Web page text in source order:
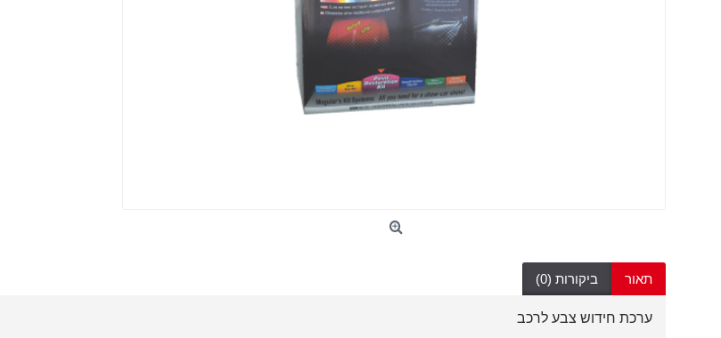
תאור ביקורות (0)
ערכת חידוש צבע לרכב